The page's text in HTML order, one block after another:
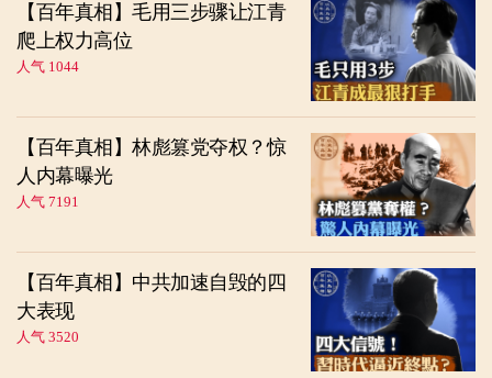
【百年真相】毛用三步骤让江青
爬上权力高位
人气 1044
【百年真相】林彪篡党夺权？惊
人内幕曝光
人气 7191
【百年真相】中共加速自毁的四
大表现
人气 3520